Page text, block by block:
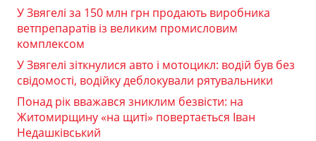
У Звягелі за 150 млн грн продають виробника
ветпрепаратів із великим промисловим
комплексом
У Звягелі зіткнулися авто і мотоцикл: водій був без
свідомості, водійку деблокували рятувальники
Понад рік вважався зниклим безвісти: на
Житомирщину «на щиті» повертається Іван
Недашківський